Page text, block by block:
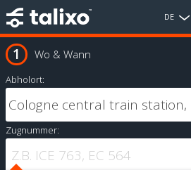
DE
Wo & Wann
Abholort:
Zugnummer: